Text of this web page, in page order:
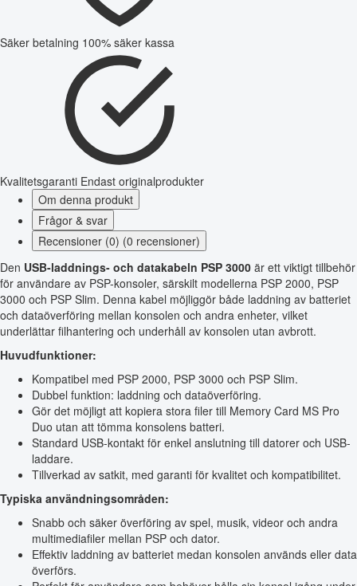
Säker betalning 100% säker kassa
Kvalitetsgaranti Endast originalprodukter
Om denna produkt
Frågor & svar
Recensioner (0) (0 recensioner)
Den USB-laddnings- och datakabeln PSP 3000 är ett viktigt tillbehör
för användare av PSP-konsoler, särskilt modellerna PSP 2000, PSP
3000 och PSP Slim. Denna kabel möjliggör både laddning av batteriet
och dataöverföring mellan konsolen och andra enheter, vilket
underlättar filhantering och underhåll av konsolen utan avbrott.
Huvudfunktioner:
Kompatibel med PSP 2000, PSP 3000 och PSP Slim.
Dubbel funktion: laddning och dataöverföring.
Gör det möjligt att kopiera stora filer till Memory Card MS Pro
Duo utan att tömma konsolens batteri.
Standard USB-kontakt för enkel anslutning till datorer och USB-
laddare.
Tillverkad av satkit, med garanti för kvalitet och kompatibilitet.
Typiska användningsområden:
Snabb och säker överföring av spel, musik, videor och andra
multimediafiler mellan PSP och dator.
Effektiv laddning av batteriet medan konsolen används eller data
överförs.